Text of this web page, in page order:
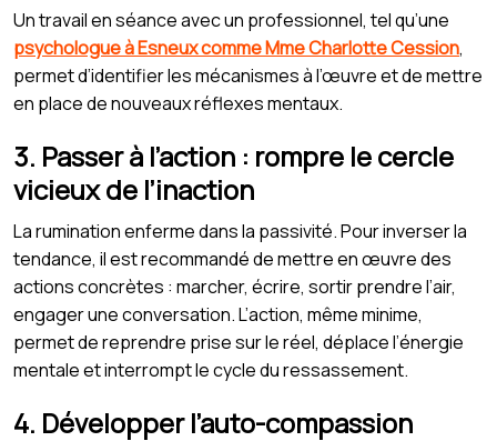
Un travail en séance avec un professionnel, tel qu’une
psychologue à Esneux comme Mme Charlotte Cession,
permet d’identifier les mécanismes à l’œuvre et de mettre
en place de nouveaux réflexes mentaux.
3. Passer à l’action : rompre le cercle
vicieux de l’inaction
La rumination enferme dans la passivité. Pour inverser la
tendance, il est recommandé de mettre en œuvre des
actions concrètes : marcher, écrire, sortir prendre l’air,
engager une conversation. L’action, même minime,
permet de reprendre prise sur le réel, déplace l’énergie
mentale et interrompt le cycle du ressassement.
4. Développer l’auto-compassion